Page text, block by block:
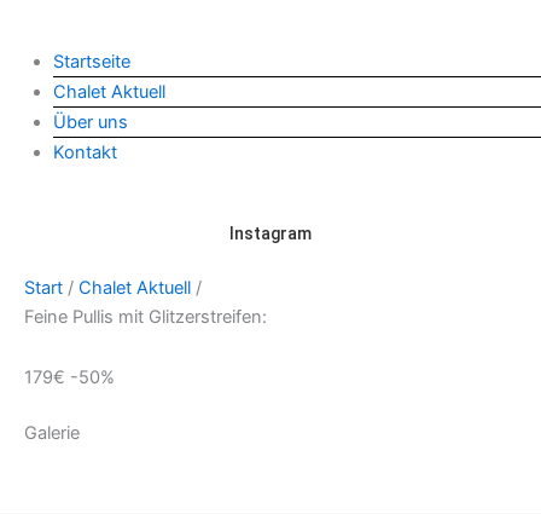
Startseite
Chalet Aktuell
Über uns
Kontakt
Instagram
Start / Chalet Aktuell /
Feine Pullis mit Glitzerstreifen:
179€ -50%
Galerie